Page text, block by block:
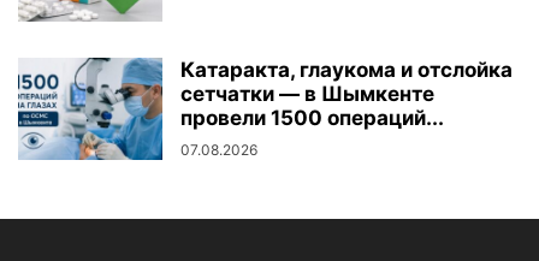
Катаракта, глаукома и отслойка
сетчатки — в Шымкенте
провели 1500 операций...
07.08.2026